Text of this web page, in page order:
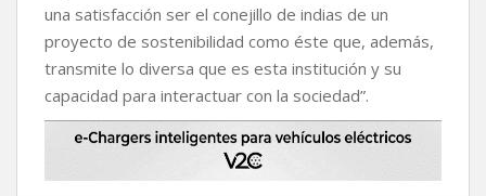
una satisfacción ser el conejillo de indias de un
proyecto de sostenibilidad como éste que, además,
transmite lo diversa que es esta institución y su
capacidad para interactuar con la sociedad”.